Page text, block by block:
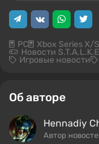
PC Xbox Series X/S
Новости
Игровые новости
Об авторе
Hennadiy
Автор